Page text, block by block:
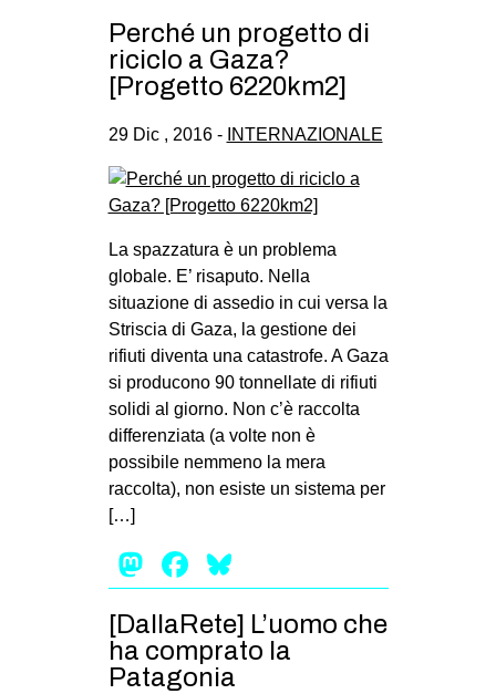
Perché un progetto di
riciclo a Gaza?
[Progetto 6220km2]
29 Dic , 2016 - INTERNAZIONALE
La spazzatura è un problema
globale. E’ risaputo. Nella
situazione di assedio in cui versa la
Striscia di Gaza, la gestione dei
rifiuti diventa una catastrofe. A Gaza
si producono 90 tonnellate di rifiuti
solidi al giorno. Non c’è raccolta
differenziata (a volte non è
possibile nemmeno la mera
raccolta), non esiste un sistema per
[…]
Mastodon
Facebook
[DallaRete] L’uomo che
ha comprato la
Patagonia